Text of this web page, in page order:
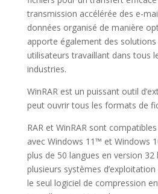
transmission accélérée des e-
données organisé de manière
apporte également des
utilisateurs travaillant dans tous
industries.
WinRAR est un puissant outil
peut ouvrir tous les formats de
RAR et WinRAR sont
avec Windows 11™ et Windows
plus de 50 langues en version
plusieurs systèmes d’exploitation
le seul logiciel de compression